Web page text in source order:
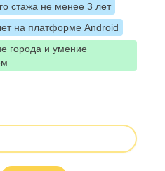
стажа не менее 3 лет
на платформе Android
города и умение